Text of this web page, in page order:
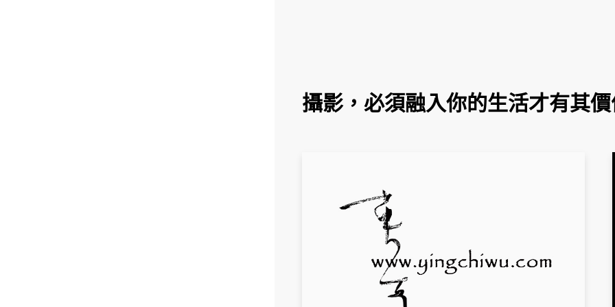
攝影，必須融入你的生活才有其